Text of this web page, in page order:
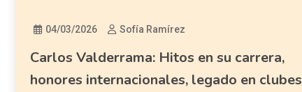
04/03/2026 Sofía Ramírez
Carlos Valderrama: Hitos en su carrera,
honores internacionales, legado en clubes